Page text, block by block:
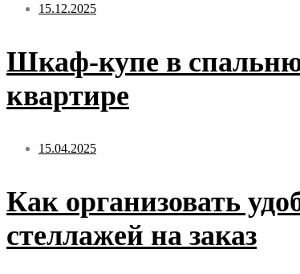
15.12.2025
Шкаф-купе в
квартире
15.04.2025
Как организовать
стеллажей на заказ